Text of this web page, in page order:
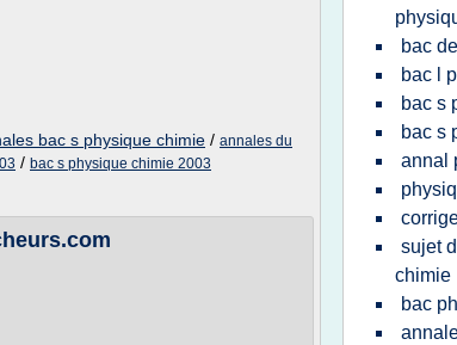
bac s physique chimie / annales du
/ bac s physique chimie 2003
bac
bac l
bac s
bac s
annal
sujet
chimie
bac